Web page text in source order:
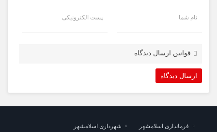
نام شما پست الکترونیکی
قوانین ارسال دیدگاه
فرمانداری اسلامشهر شهرداری اسلامشهر